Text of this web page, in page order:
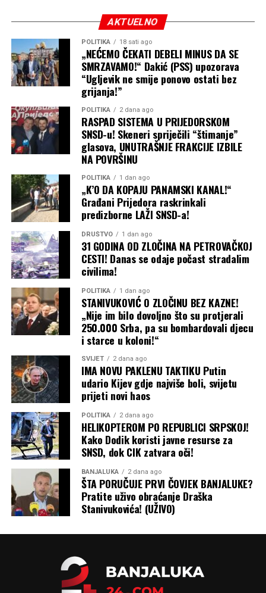
AKTUELNO
POLITIKA 18 sati ago
„NEĆEMO ČEKATI DEBELI MINUS DA SE
SMRZAVAMO!“ Dakić (PSS) upozorava
“Ugljevik ne smije ponovo ostati bez
grijanja!”
POLITIKA 2 dana ago
RASPAD SISTEMA U PRIJEDORSKOM
SNSD-u! Skeneri spriječili “štimanje”
glasova, UNUTRAŠNJE FRAKCIJE IZBILE
NA POVRŠINU
POLITIKA 1 dan ago
„K’O DA KOPAJU PANAMSKI KANAL!“
Građani Prijedora raskrinkali
predizborne LAŽI SNSD-a!
DRUŠTVO 1 dan ago
31 GODINA OD ZLOČINA NA PETROVAČKOJ
CESTI! Danas se odaje počast stradalim
civilima!
POLITIKA 1 dan ago
STANIVUKOVIĆ O ZLOČINU BEZ KAZNE!
„Nije im bilo dovoljno što su protjerali
250.000 Srba, pa su bombardovali djecu
i starce u koloni!“
SVIJET 2 dana ago
IMA NOVU PAKLENU TAKTIKU Putin
udario Kijev gdje najviše boli, svijetu
prijeti novi haos
POLITIKA 2 dana ago
HELIKOPTEROM PO REPUBLICI SRPSKOJ!
Kako Dodik koristi javne resurse za
SNSD, dok CIK zatvara oči!
BANJALUKA 2 dana ago
ŠTA PORUČUJE PRVI ČOVJEK BANJALUKE?
Pratite uživo obraćanje Draška
Stanivukovića! (UŽIVO)